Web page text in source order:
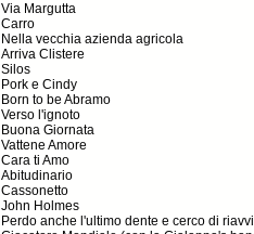
Via Margutta
Carro
Nella vecchia azienda agricola
Arriva Clistere
Silos
Pork e Cindy
Born to be Abramo
Verso l'ignoto
Buona Giornata
Vattene Amore
Cara ti Amo
Abitudinario
Cassonetto
John Holmes
Perdo anche l'ultimo dente e cerco di